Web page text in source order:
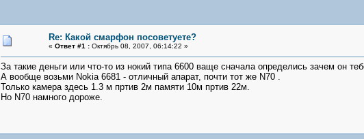
Re: Какой смарфон посоветуете?
« Ответ #1 :Октябрь 08, 2007, 06:14:22 »
За такие деньги или что-то из нокий типа 6600 ваще сначала определись зачем он
А вообще возьми Nokia 6681 - отличный апарат, почти тот же N70 .
Только камера здесь 1.3 м пртив 2м памяти 10м пртив 22м.
Но N70 намного дороже.